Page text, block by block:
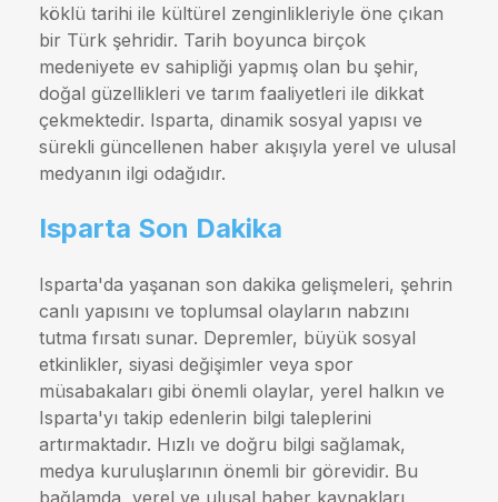
köklü tarihi ile kültürel zenginlikleriyle öne çıkan
bir Türk şehridir. Tarih boyunca birçok
medeniyete ev sahipliği yapmış olan bu şehir,
doğal güzellikleri ve tarım faaliyetleri ile dikkat
çekmektedir. Isparta, dinamik sosyal yapısı ve
sürekli güncellenen haber akışıyla yerel ve ulusal
medyanın ilgi odağıdır.
Isparta Son Dakika
Isparta'da yaşanan son dakika gelişmeleri, şehrin
canlı yapısını ve toplumsal olayların nabzını
tutma fırsatı sunar. Depremler, büyük sosyal
etkinlikler, siyasi değişimler veya spor
müsabakaları gibi önemli olaylar, yerel halkın ve
Isparta'yı takip edenlerin bilgi taleplerini
artırmaktadır. Hızlı ve doğru bilgi sağlamak,
medya kuruluşlarının önemli bir görevidir. Bu
bağlamda, yerel ve ulusal haber kaynakları,